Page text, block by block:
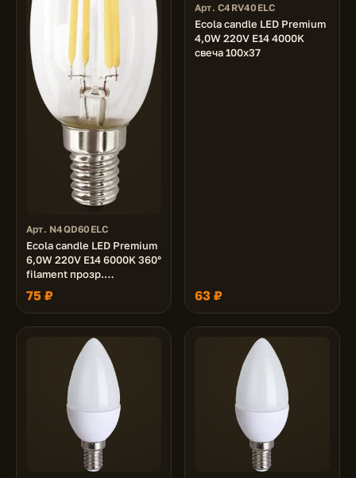
Арт. N4QD60ELC
Ecola candle LED Premium
6,0W 220V E14 6000K 360°
filament прозр.
нитевидная свеча (Ra 80,
100 Lm/W, КП=0) 96х37
75 ₽
Арт. C4RV40ELC
Ecola candle LED Premium
4,0W 220V E14 4000K
свеча 100x37
63 ₽